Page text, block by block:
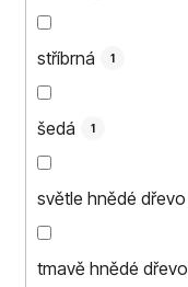
stříbrná 1
šedá 1
světle hnědé dřevo
tmavě hnědé dřevo